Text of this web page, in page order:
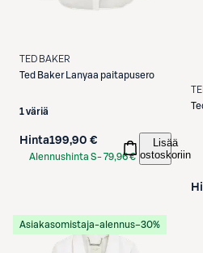
TED BAKER
Ted Baker
Lanyaa paitapusero
1 väriä
Hinta199,90 €
Alennushinta S-79,96 €
Lisää
ostoskoriin
Asiakasomistaja-alennus−30%